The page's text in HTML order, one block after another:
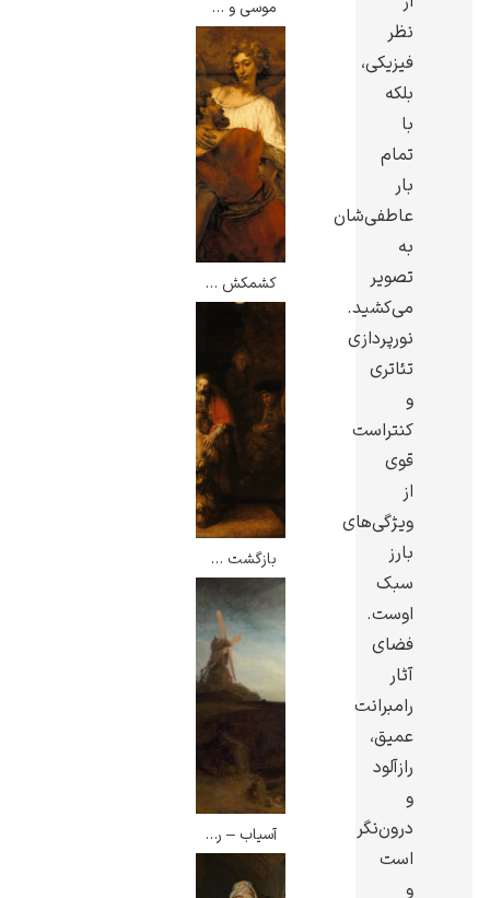
پیر آگوست رنوآر
یوهانس فرمیر
پرفروش‌ترین
نظر
فیزیکی،
بلکه
با
تمام
بار
عاطفی‌شان
به
تصویر
می‌کشید.
نورپردازی
تئاتری
و
کنتراست
قوی
از
ویژگی‌های
بارز
سبک
اوست.
فضای
آثار
رامبرانت
عمیق،
رازآلود
و
درون‌نگر
است
و
موسی و ده فرمان – رامبرانت
کشمکش یعقوب با فرشته – رامبرانت
بازگشت پسر گمشده – رامبرانت
آسیاب – رامبرانت